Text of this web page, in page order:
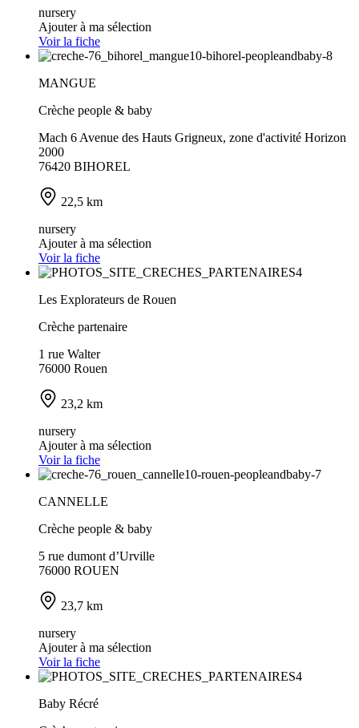
nursery
Ajouter à ma sélection
Voir la fiche
MANGUE
Crèche people & baby
Mach 6 Avenue des Hauts Grigneux, zone d'activité Horizon
2000
76420 BIHOREL
22,5 km
nursery
Ajouter à ma sélection
Voir la fiche
Les Explorateurs de Rouen
Crèche partenaire
1 rue Walter
76000 Rouen
23,2 km
nursery
Ajouter à ma sélection
Voir la fiche
CANNELLE
Crèche people & baby
5 rue dumont d’Urville
76000 ROUEN
23,7 km
nursery
Ajouter à ma sélection
Voir la fiche
Baby Récré